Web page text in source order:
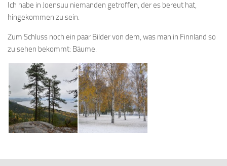
Ich habe in Joensuu niemanden getroffen, der es bereut hat,
hingekommen zu sein.
Zum Schluss noch ein paar Bilder von dem, was man in Finnland so
zu sehen bekommt: Bäume.